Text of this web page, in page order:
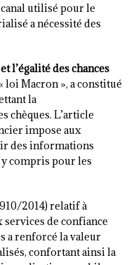
utilisé pour le
a nécessité des
l’égalité des chances
loi Macron », a constitué
la
chèques. L’article
impose aux
des informations
compris pour les
2014) relatif à
de confiance
a renforcé la valeur
confortant ainsi la